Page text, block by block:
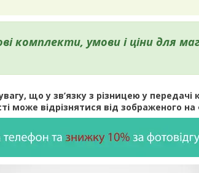
комплекти, умови і ціни для
що у зв’язку з різницею у передачі
може відрізнятися від зображеного